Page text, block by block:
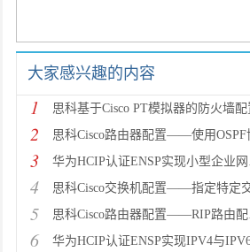
大家感兴趣的内容
1 思科基于Cisco PT模拟器的防火墙配置实验案例
2 思科Cisco路由器配置——使用OSPF协议实现的全网
3 华为HCIP认证ENSP实现小型企业网三层架构详解
4 思科Cisco交换机配置——指定特定交换机为根桥STP配
5 思科Cisco路由器配置——RIP路由配置实验详解
6 华为HCIP认证ENSP实现IPV4与IPV6的双栈配置详